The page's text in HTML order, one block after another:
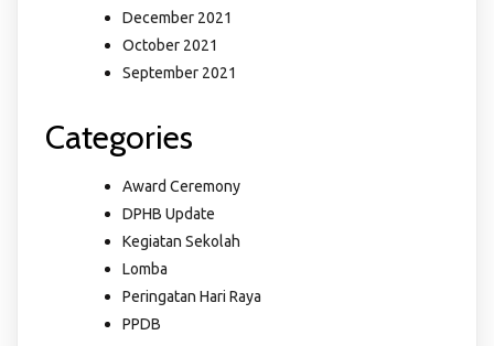
December 2021
October 2021
September 2021
Categories
Award Ceremony
DPHB Update
Kegiatan Sekolah
Lomba
Peringatan Hari Raya
PPDB